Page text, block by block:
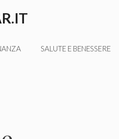
SALUTE E BENESSERE